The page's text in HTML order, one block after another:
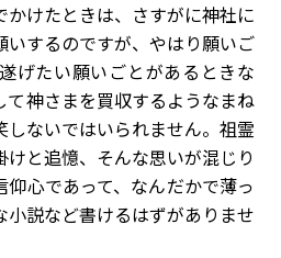
けたときは、さすがに神社に
いするのですが、やはり願いご
げたい願いごとがあるときな
て神さまを買収するようなまね
ないではいられません。祖霊
と追憶、そんな思いが混じり
心であって、なんだかで薄っ
説など書けるはずがありませ